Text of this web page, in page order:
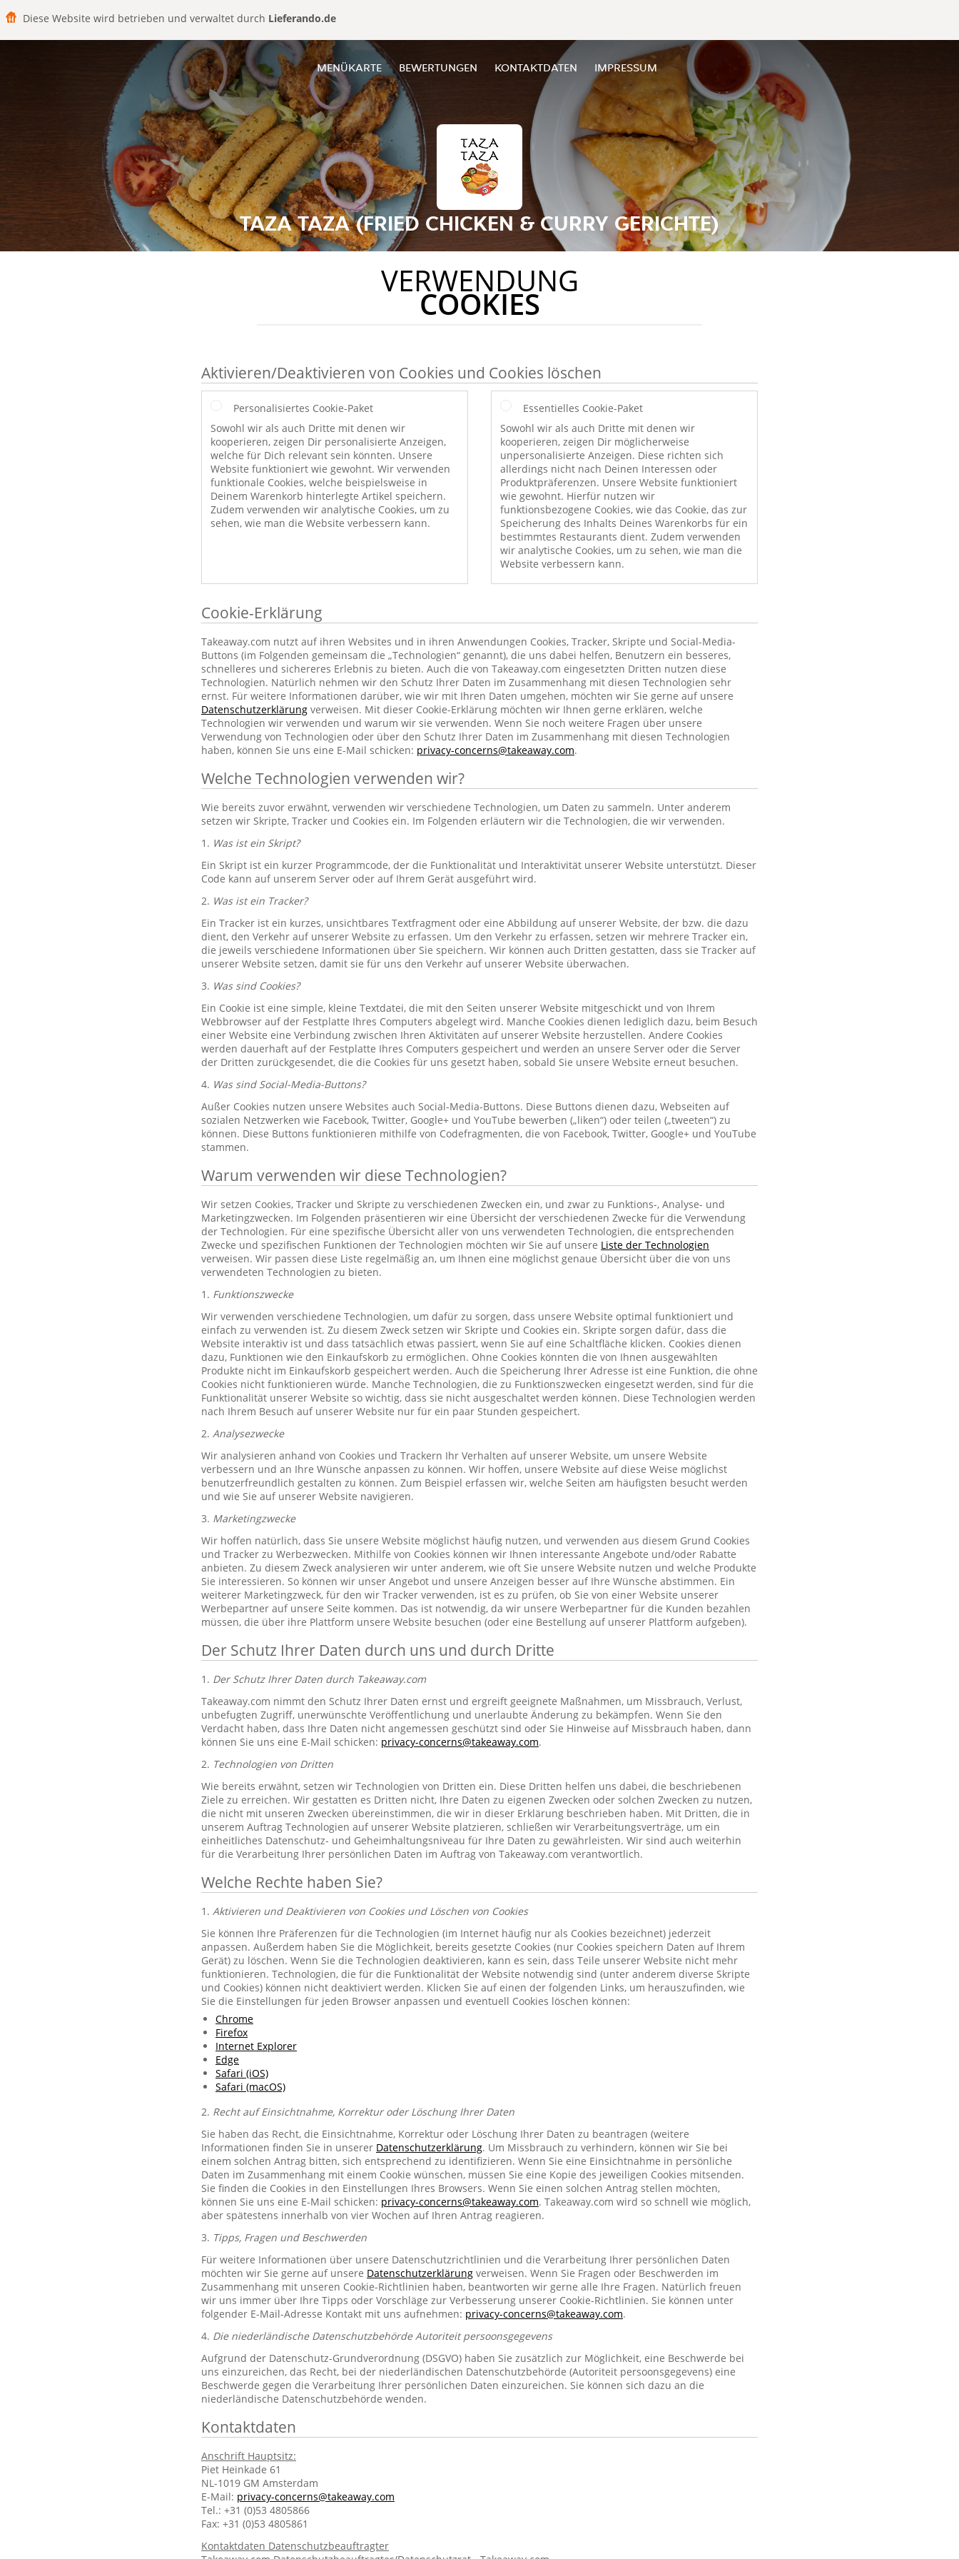
Diese Website wird betrieben und verwaltet durch Lieferando.de
MENÜKARTE BEWERTUNGEN KONTAKTDATEN IMPRESSUM
TAZA TAZA (FRIED CHICKEN & CURRY GERICHTE)
VERWENDUNG
COOKIES
Aktivieren/Deaktivieren von Cookies und Cookies löschen
Personalisiertes Cookie-Paket
Sowohl wir als auch Dritte mit denen wir
kooperieren, zeigen Dir personalisierte Anzeigen,
welche für Dich relevant sein könnten. Unsere
Website funktioniert wie gewohnt. Wir verwenden
funktionale Cookies, welche beispielsweise in
Deinem Warenkorb hinterlegte Artikel speichern.
Zudem verwenden wir analytische Cookies, um zu
sehen, wie man die Website verbessern kann.
Essentielles Cookie-Paket
Sowohl wir als auch Dritte mit denen wir
kooperieren, zeigen Dir möglicherweise
unpersonalisierte Anzeigen. Diese richten sich
allerdings nicht nach Deinen Interessen oder
Produktpräferenzen. Unsere Website funktioniert
wie gewohnt. Hierfür nutzen wir
funktionsbezogene Cookies, wie das Cookie, das zur
Speicherung des Inhalts Deines Warenkorbs für ein
bestimmtes Restaurants dient. Zudem verwenden
wir analytische Cookies, um zu sehen, wie man die
Website verbessern kann.
Cookie-Erklärung
Takeaway.com nutzt auf ihren Websites und in ihren Anwendungen Cookies, Tracker, Skripte und Social-Media-
Buttons (im Folgenden gemeinsam die „Technologien“ genannt), die uns dabei helfen, Benutzern ein besseres,
schnelleres und sichereres Erlebnis zu bieten. Auch die von Takeaway.com eingesetzten Dritten nutzen diese
Technologien. Natürlich nehmen wir den Schutz Ihrer Daten im Zusammenhang mit diesen Technologien sehr
ernst. Für weitere Informationen darüber, wie wir mit Ihren Daten umgehen, möchten wir Sie gerne auf unsere
Datenschutzerklärung verweisen. Mit dieser Cookie-Erklärung möchten wir Ihnen gerne erklären, welche
Technologien wir verwenden und warum wir sie verwenden. Wenn Sie noch weitere Fragen über unsere
Verwendung von Technologien oder über den Schutz Ihrer Daten im Zusammenhang mit diesen Technologien
haben, können Sie uns eine E-Mail schicken: privacy-concerns@takeaway.com.
Welche Technologien verwenden wir?
Wie bereits zuvor erwähnt, verwenden wir verschiedene Technologien, um Daten zu sammeln. Unter anderem
setzen wir Skripte, Tracker und Cookies ein. Im Folgenden erläutern wir die Technologien, die wir verwenden.
1. Was ist ein Skript?
Ein Skript ist ein kurzer Programmcode, der die Funktionalität und Interaktivität unserer Website unterstützt. Dieser
Code kann auf unserem Server oder auf Ihrem Gerät ausgeführt wird.
2. Was ist ein Tracker?
Ein Tracker ist ein kurzes, unsichtbares Textfragment oder eine Abbildung auf unserer Website, der bzw. die dazu
dient, den Verkehr auf unserer Website zu erfassen. Um den Verkehr zu erfassen, setzen wir mehrere Tracker ein,
die jeweils verschiedene Informationen über Sie speichern. Wir können auch Dritten gestatten, dass sie Tracker auf
unserer Website setzen, damit sie für uns den Verkehr auf unserer Website überwachen.
3. Was sind Cookies?
Ein Cookie ist eine simple, kleine Textdatei, die mit den Seiten unserer Website mitgeschickt und von Ihrem
Webbrowser auf der Festplatte Ihres Computers abgelegt wird. Manche Cookies dienen lediglich dazu, beim Besuch
einer Website eine Verbindung zwischen Ihren Aktivitäten auf unserer Website herzustellen. Andere Cookies
werden dauerhaft auf der Festplatte Ihres Computers gespeichert und werden an unsere Server oder die Server
der Dritten zurückgesendet, die die Cookies für uns gesetzt haben, sobald Sie unsere Website erneut besuchen.
4. Was sind Social-Media-Buttons?
Außer Cookies nutzen unsere Websites auch Social-Media-Buttons. Diese Buttons dienen dazu, Webseiten auf
sozialen Netzwerken wie Facebook, Twitter, Google+ und YouTube bewerben („liken“) oder teilen („tweeten“) zu
können. Diese Buttons funktionieren mithilfe von Codefragmenten, die von Facebook, Twitter, Google+ und YouTube
stammen.
Warum verwenden wir diese Technologien?
Wir setzen Cookies, Tracker und Skripte zu verschiedenen Zwecken ein, und zwar zu Funktions-, Analyse- und
Marketingzwecken. Im Folgenden präsentieren wir eine Übersicht der verschiedenen Zwecke für die Verwendung
der Technologien. Für eine spezifische Übersicht aller von uns verwendeten Technologien, die entsprechenden
Zwecke und spezifischen Funktionen der Technologien möchten wir Sie auf unsere Liste der Technologien
verweisen. Wir passen diese Liste regelmäßig an, um Ihnen eine möglichst genaue Übersicht über die von uns
verwendeten Technologien zu bieten.
1. Funktionszwecke
Wir verwenden verschiedene Technologien, um dafür zu sorgen, dass unsere Website optimal funktioniert und
einfach zu verwenden ist. Zu diesem Zweck setzen wir Skripte und Cookies ein. Skripte sorgen dafür, dass die
Website interaktiv ist und dass tatsächlich etwas passiert, wenn Sie auf eine Schaltfläche klicken. Cookies dienen
dazu, Funktionen wie den Einkaufskorb zu ermöglichen. Ohne Cookies könnten die von Ihnen ausgewählten
Produkte nicht im Einkaufskorb gespeichert werden. Auch die Speicherung Ihrer Adresse ist eine Funktion, die ohne
Cookies nicht funktionieren würde. Manche Technologien, die zu Funktionszwecken eingesetzt werden, sind für die
Funktionalität unserer Website so wichtig, dass sie nicht ausgeschaltet werden können. Diese Technologien werden
nach Ihrem Besuch auf unserer Website nur für ein paar Stunden gespeichert.
2. Analysezwecke
Wir analysieren anhand von Cookies und Trackern Ihr Verhalten auf unserer Website, um unsere Website
verbessern und an Ihre Wünsche anpassen zu können. Wir hoffen, unsere Website auf diese Weise möglichst
benutzerfreundlich gestalten zu können. Zum Beispiel erfassen wir, welche Seiten am häufigsten besucht werden
und wie Sie auf unserer Website navigieren.
3. Marketingzwecke
Wir hoffen natürlich, dass Sie unsere Website möglichst häufig nutzen, und verwenden aus diesem Grund Cookies
und Tracker zu Werbezwecken. Mithilfe von Cookies können wir Ihnen interessante Angebote und/oder Rabatte
anbieten. Zu diesem Zweck analysieren wir unter anderem, wie oft Sie unsere Website nutzen und welche Produkte
Sie interessieren. So können wir unser Angebot und unsere Anzeigen besser auf Ihre Wünsche abstimmen. Ein
weiterer Marketingzweck, für den wir Tracker verwenden, ist es zu prüfen, ob Sie von einer Website unserer
Werbepartner auf unsere Seite kommen. Das ist notwendig, da wir unsere Werbepartner für die Kunden bezahlen
müssen, die über ihre Plattform unsere Website besuchen (oder eine Bestellung auf unserer Plattform aufgeben).
Der Schutz Ihrer Daten durch uns und durch Dritte
1. Der Schutz Ihrer Daten durch Takeaway.com
Takeaway.com nimmt den Schutz Ihrer Daten ernst und ergreift geeignete Maßnahmen, um Missbrauch, Verlust,
unbefugten Zugriff, unerwünschte Veröffentlichung und unerlaubte Änderung zu bekämpfen. Wenn Sie den
Verdacht haben, dass Ihre Daten nicht angemessen geschützt sind oder Sie Hinweise auf Missbrauch haben, dann
können Sie uns eine E-Mail schicken: privacy-concerns@takeaway.com.
2. Technologien von Dritten
Wie bereits erwähnt, setzen wir Technologien von Dritten ein. Diese Dritten helfen uns dabei, die beschriebenen
Ziele zu erreichen. Wir gestatten es Dritten nicht, Ihre Daten zu eigenen Zwecken oder solchen Zwecken zu nutzen,
die nicht mit unseren Zwecken übereinstimmen, die wir in dieser Erklärung beschrieben haben. Mit Dritten, die in
unserem Auftrag Technologien auf unserer Website platzieren, schließen wir Verarbeitungsverträge, um ein
einheitliches Datenschutz- und Geheimhaltungsniveau für Ihre Daten zu gewährleisten. Wir sind auch weiterhin
für die Verarbeitung Ihrer persönlichen Daten im Auftrag von Takeaway.com verantwortlich.
Welche Rechte haben Sie?
1. Aktivieren und Deaktivieren von Cookies und Löschen von Cookies
Sie können Ihre Präferenzen für die Technologien (im Internet häufig nur als Cookies bezeichnet) jederzeit
anpassen. Außerdem haben Sie die Möglichkeit, bereits gesetzte Cookies (nur Cookies speichern Daten auf Ihrem
Gerät) zu löschen. Wenn Sie die Technologien deaktivieren, kann es sein, dass Teile unserer Website nicht mehr
funktionieren. Technologien, die für die Funktionalität der Website notwendig sind (unter anderem diverse Skripte
und Cookies) können nicht deaktiviert werden. Klicken Sie auf einen der folgenden Links, um herauszufinden, wie
Sie die Einstellungen für jeden Browser anpassen und eventuell Cookies löschen können:
Chrome
Firefox
Internet Explorer
Edge
Safari (iOS)
Safari (macOS)
2. Recht auf Einsichtnahme, Korrektur oder Löschung Ihrer Daten
Sie haben das Recht, die Einsichtnahme, Korrektur oder Löschung Ihrer Daten zu beantragen (weitere
Informationen finden Sie in unserer Datenschutzerklärung. Um Missbrauch zu verhindern, können wir Sie bei
einem solchen Antrag bitten, sich entsprechend zu identifizieren. Wenn Sie eine Einsichtnahme in persönliche
Daten im Zusammenhang mit einem Cookie wünschen, müssen Sie eine Kopie des jeweiligen Cookies mitsenden.
Sie finden die Cookies in den Einstellungen Ihres Browsers. Wenn Sie einen solchen Antrag stellen möchten,
können Sie uns eine E-Mail schicken: privacy-concerns@takeaway.com. Takeaway.com wird so schnell wie möglich,
aber spätestens innerhalb von vier Wochen auf Ihren Antrag reagieren.
3. Tipps, Fragen und Beschwerden
Für weitere Informationen über unsere Datenschutzrichtlinien und die Verarbeitung Ihrer persönlichen Daten
möchten wir Sie gerne auf unsere Datenschutzerklärung verweisen. Wenn Sie Fragen oder Beschwerden im
Zusammenhang mit unseren Cookie-Richtlinien haben, beantworten wir gerne alle Ihre Fragen. Natürlich freuen
wir uns immer über Ihre Tipps oder Vorschläge zur Verbesserung unserer Cookie-Richtlinien. Sie können unter
folgender E-Mail-Adresse Kontakt mit uns aufnehmen: privacy-concerns@takeaway.com.
4. Die niederländische Datenschutzbehörde Autoriteit persoonsgegevens
Aufgrund der Datenschutz-Grundverordnung (DSGVO) haben Sie zusätzlich zur Möglichkeit, eine Beschwerde bei
uns einzureichen, das Recht, bei der niederländischen Datenschutzbehörde (Autoriteit persoonsgegevens) eine
Beschwerde gegen die Verarbeitung Ihrer persönlichen Daten einzureichen. Sie können sich dazu an die
niederländische Datenschutzbehörde wenden.
Kontaktdaten
Anschrift Hauptsitz:
Piet Heinkade 61
NL-1019 GM Amsterdam
E-Mail: privacy-concerns@takeaway.com
Tel.: +31 (0)53 4805866
Fax: +31 (0)53 4805861
Kontaktdaten Datenschutzbeauftragter